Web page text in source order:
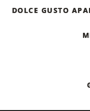
DOLCE GUSTO